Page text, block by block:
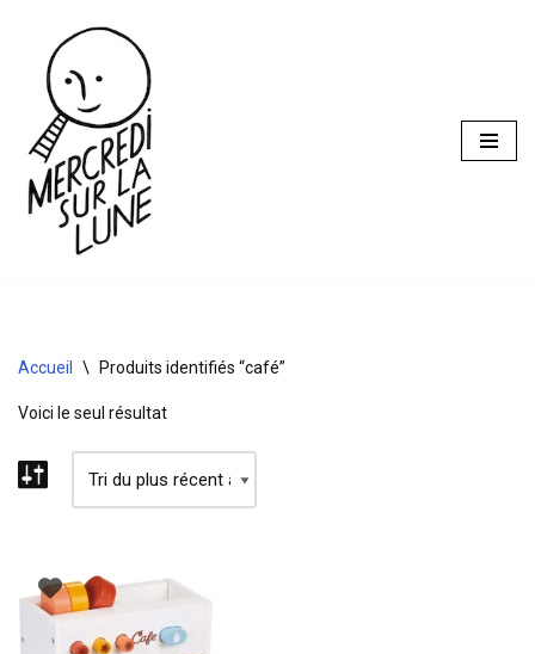
Aller
contenu
Accueil \ Produits identifiés “café”
Voici le seul résultat